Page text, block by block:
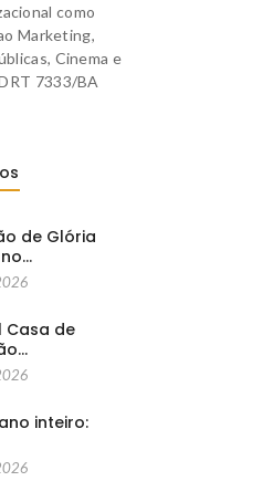
como
Marketing,
Cinema e
7333/BA
de Glória
Casa de
inteiro: